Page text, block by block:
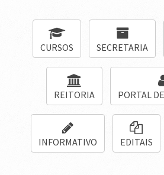
CURSOS SECRETARIA
REITORIA PORTAL
INFORMATIVO EDITAIS